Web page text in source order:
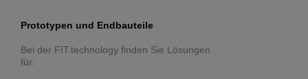
Prototypen und Endbauteile
Bei der FIT.technology finden Sie Lösungen
für: